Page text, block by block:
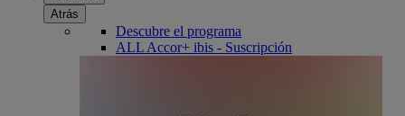
Atrás
Descubre el programa
ALL Accor+ ibis - Suscripción